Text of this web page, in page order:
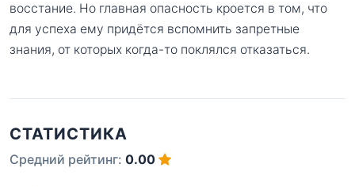
восстание. Но главная опасность кроется в том, что
для успеха ему придётся вспомнить запретные
знания, от которых когда-то поклялся отказаться.
СТАТИСТИКА
Средний рейтинг: 0.00